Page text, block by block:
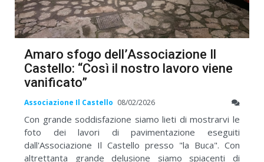
Amaro sfogo dell’Associazione Il
Castello: “Così il nostro lavoro viene
vanificato”
Associazione Il Castello 08/02/2026
Con grande soddisfazione siamo lieti di mostrarvi le
foto dei lavori di pavimentazione eseguiti
dall'Associazione Il Castello presso "la Buca". Con
altrettanta grande delusione siamo spiacenti di